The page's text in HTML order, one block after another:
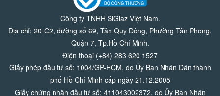
Công ty TNHH SiGlaz Việt Nam.
Địa chỉ: 20-C2, đường số 69, Tân Quy Đông, Phường Tân Phong,
Quận 7, Tp.Hồ Chí Minh.
Điện thoại (+84) 283 620 1527
Giấy phép đầu tư số: 1004/GP-HCM, do Ủy Ban Nhân Dân thành
phố Hồ Chí Minh cấp ngày 21.12.2005
Giấy chứng nhận đầu tư số: 411043002372, do Ủy Ban Nhân